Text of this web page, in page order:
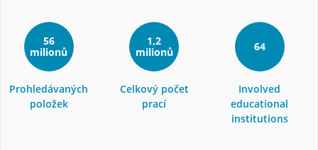
56
milionů
Prohledávaných
položek
1,2
milionů
Celkový počet
prací
64
Involved
educational
institutions